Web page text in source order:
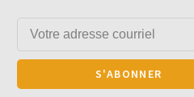
S'ABONNER